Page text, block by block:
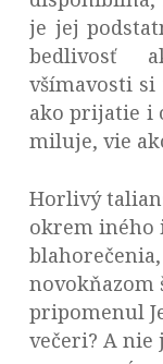
je jej
bedlivosť
všímavosti si
ako prijatie i
miluje, vie
Horlivý
okrem iného
novokňazom
pripomenul
večeri? A nie